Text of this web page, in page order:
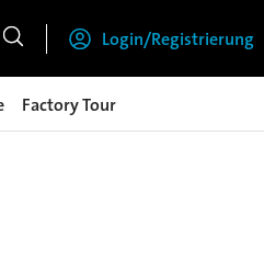
Login/Registrierung
Factory Tour